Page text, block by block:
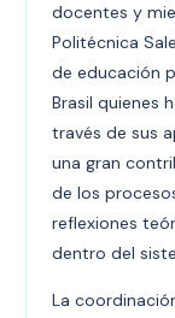
docentes y
Politécnica
de educación
Brasil quienes
través de sus
una gran
de los
reflexiones
dentro del
La